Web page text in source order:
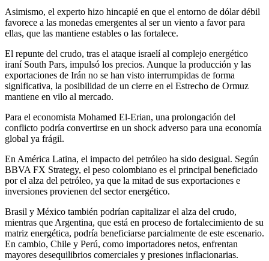
Asimismo, el experto hizo hincapié en que el entorno de dólar débil
favorece a las monedas emergentes al ser un viento a favor para
ellas, que las mantiene estables o las fortalece.
El repunte del crudo, tras el ataque israelí al complejo energético
iraní South Pars, impulsó los precios. Aunque la producción y las
exportaciones de Irán no se han visto interrumpidas de forma
significativa, la posibilidad de un cierre en el Estrecho de Ormuz
mantiene en vilo al mercado.
Para el economista Mohamed El-Erian, una prolongación del
conflicto podría convertirse en un shock adverso para una economía
global ya frágil.
En América Latina, el impacto del petróleo ha sido desigual. Según
BBVA FX Strategy, el peso colombiano es el principal beneficiado
por el alza del petróleo, ya que la mitad de sus exportaciones e
inversiones provienen del sector energético.
Brasil y México también podrían capitalizar el alza del crudo,
mientras que Argentina, que está en proceso de fortalecimiento de su
matriz energética, podría beneficiarse parcialmente de este escenario.
En cambio, Chile y Perú, como importadores netos, enfrentan
mayores desequilibrios comerciales y presiones inflacionarias.